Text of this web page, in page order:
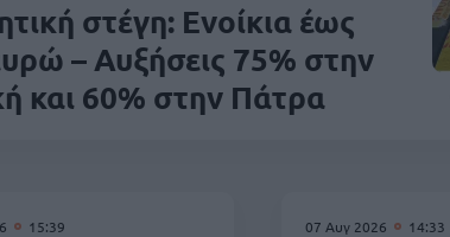
στέγη: Ενοίκια έως
– Αυξήσεις 75% στην
και 60% στην Πάτρα
15:39 07 Αυγ 2026 14:33